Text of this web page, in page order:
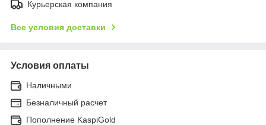
Курьерская компания
Все условия доставки
Условия оплаты
Наличными
Безналичный расчет
Пополнение KaspiGold